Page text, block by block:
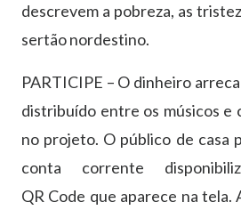
descrevem a pobreza, as
sertão nordestino.
PARTICIPE – O dinheiro
distribuído entre os músicos e
no projeto. O público de casa
conta corrente
QR Code que aparece na tela.